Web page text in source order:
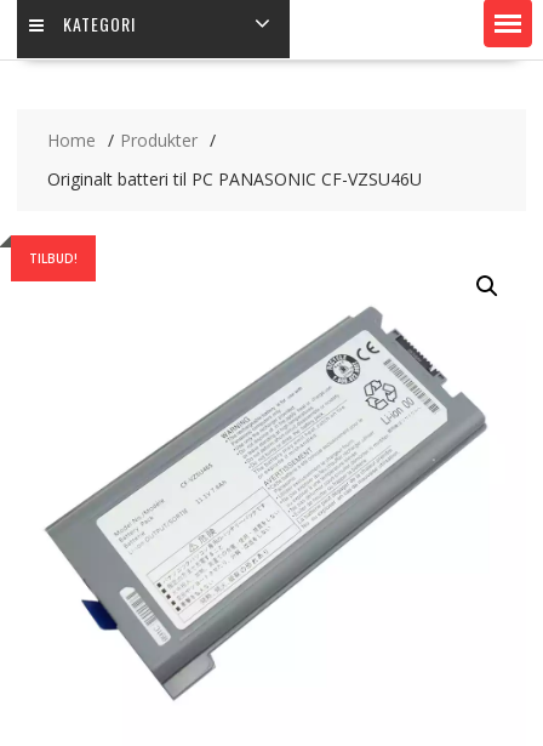
KATEGORI
Home
Produkter
Originalt batteri til PC PANASONIC CF-VZSU46U
TILBUD!